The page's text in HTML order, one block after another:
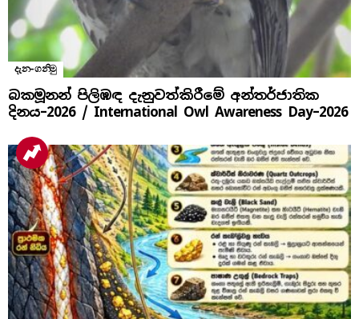
දැන-ගනිමු
බකමූනන් පිලිඹඳ දැනුවත්කිරීමේ අන්තර්ජාතික
දිනය​–2026 / International Owl Awareness Day–2026